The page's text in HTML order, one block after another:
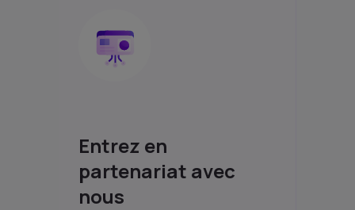
Entrez en
partenariat avec
nous